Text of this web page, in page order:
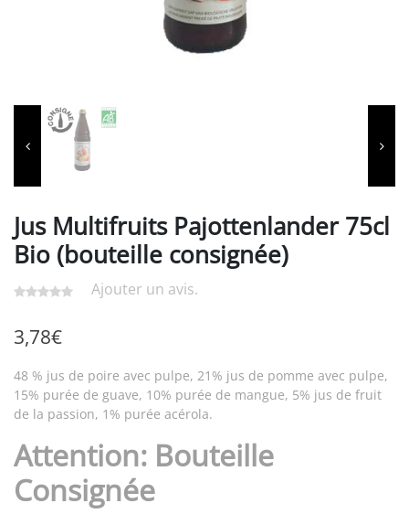
Jus Multifruits Pajottenlander 75cl
Bio (bouteille consignée)
Ajouter un avis.
3,78€
48 % jus de poire avec pulpe, 21% jus de pomme avec pulpe,
15% purée de guave, 10% purée de mangue, 5% jus de fruit
de la passion, 1% purée acérola.
Attention: Bouteille
Consignée